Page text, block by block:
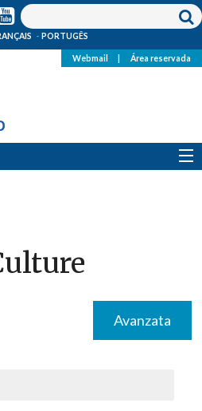
PORTUGÊS
Webmail Área reservada
Avanzata